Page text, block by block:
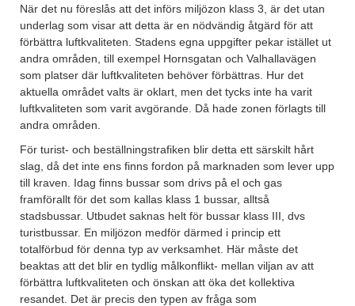
När det nu föreslås att det införs miljözon klass 3, är det utan
underlag som visar att detta är en nödvändig åtgärd för att
förbättra luftkvaliteten. Stadens egna uppgifter pekar istället ut
andra områden, till exempel Hornsgatan och Valhallavägen
som platser där luftkvaliteten behöver förbättras. Hur det
aktuella området valts är oklart, men det tycks inte ha varit
luftkvaliteten som varit avgörande. Då hade zonen förlagts till
andra områden.
För turist- och beställningstrafiken blir detta ett särskilt hårt
slag, då det inte ens finns fordon på marknaden som lever upp
till kraven. Idag finns bussar som drivs på el och gas
framförallt för det som kallas klass 1 bussar, alltså
stadsbussar. Utbudet saknas helt för bussar klass III, dvs
turistbussar. En miljözon medför därmed i princip ett
totalförbud för denna typ av verksamhet. Här måste det
beaktas att det blir en tydlig målkonflikt- mellan viljan av att
förbättra luftkvaliteten och önskan att öka det kollektiva
resandet. Det är precis den typen av fråga som